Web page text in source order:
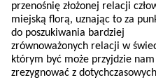
przenośnię złożonej relacji
miejską florą, uznając to za
do poszukiwania bardziej
zrównoważonych relacji w
którym być może przyjdzie nam
zrezygnować z dotychczasowych